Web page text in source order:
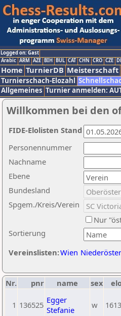
Logged on: Gast
Arabic ARM AZE BIH BUL CAT CHN CRO CZE
Home TurnierDB Meisterschaft
Turnierschach-Elozahl
Allgemeines Turnier anmelden:
Willkommen bei den
Nachname
Ebene
Sortierung
Personennummer
Bundesland
Spgem./Kreis/Verein
Nur
Vereinslisten:Wien
FIDE-Elolisten Stand
Nr. pnr name sex
1 136525 Egger
Stefanie
w 1613